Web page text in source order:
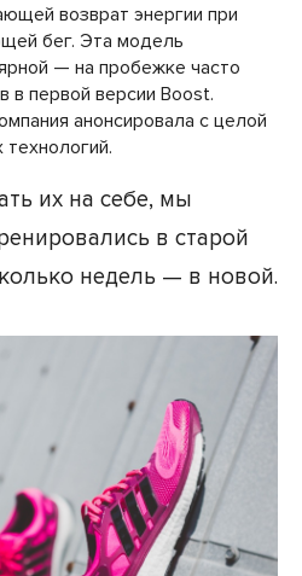
возврат энергии при
бег. Эта модель
— на пробежке часто
в первой версии Boost.
анонсировала с целой
их на себе, мы
в старой
недель — в новой.